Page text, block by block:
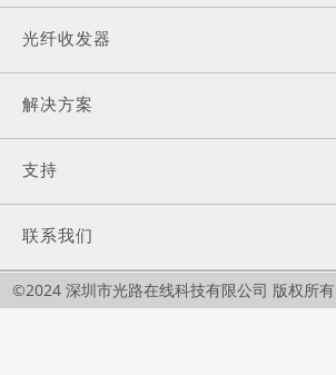
光纤收发器
解决方案
支持
联系我们
©2024 深圳市光路在线科技有限公司 版权所有